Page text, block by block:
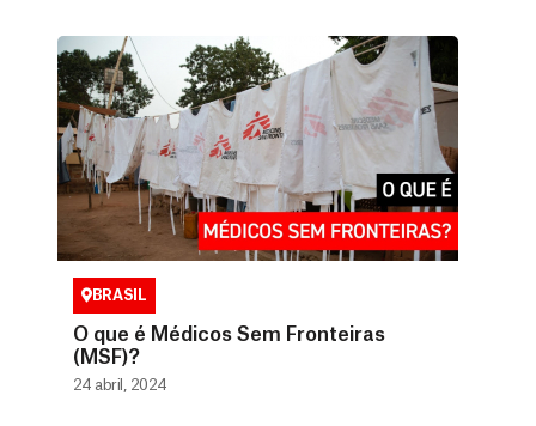
BRASIL
O que é Médicos Sem Fronteiras
(MSF)?
24 abril, 2024